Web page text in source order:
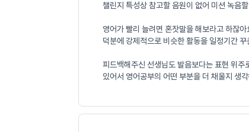
챌린지 특성상 참고할 음원이 없어 미션 녹음
영어가 빨리 늘려면 혼잣말을 해보라고 하잖
덕분에 강제적으로 비슷한 활동을 일정기간
피드백해주신 선생님도 발음보다는 표현 위
있어서 영어공부의 어떤 부분을 더 채울지 생